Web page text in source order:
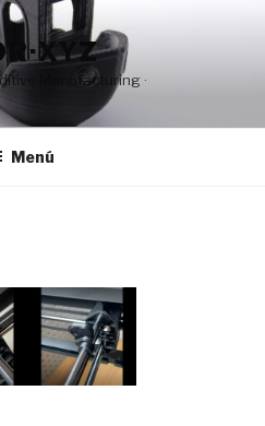
Manufacturing ·
Menú